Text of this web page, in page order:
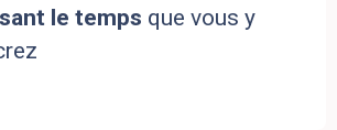
le temps que vous y